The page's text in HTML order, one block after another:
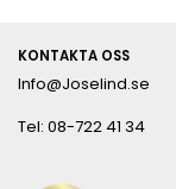
KONTAKTA OSS
Info@Joselind.se
Tel: 08-722 41 34